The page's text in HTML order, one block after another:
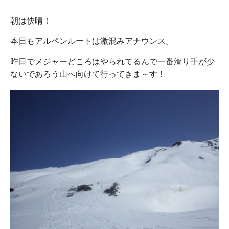
朝は快晴！
本日もアルペンルートは激混みアナウンス。
昨日でメジャーどころはやられてるんで一番滑り手が少
ないであろう山へ向けて行ってきま～す！